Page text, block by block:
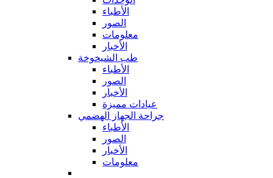
الأطباء
الصور
معلومات
الأخبار
طب الشيخوخة
الأطباء
الصور
الأخبار
عيادات مميزة
جراحة الجهاز الهضمي
الأطباء
الصور
الأخبار
معلومات